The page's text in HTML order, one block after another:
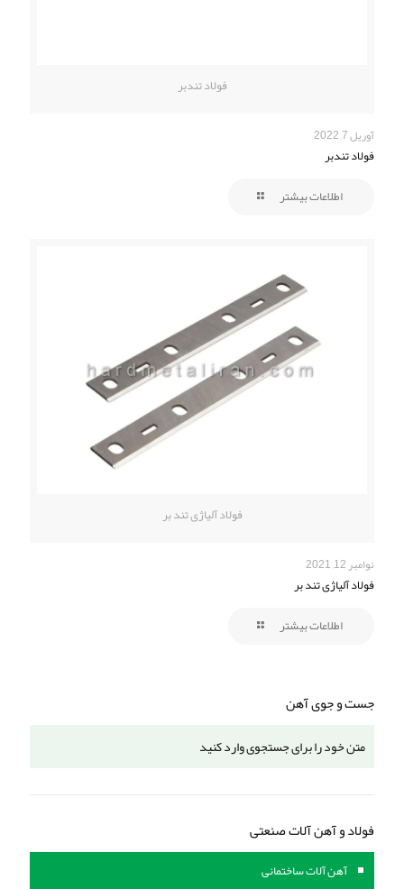
فولاد تندبر
آوریل 7, 2022
فولاد تندبر
اطلاعات بیشتر
فولاد آلیاژی تند بر
نوامبر 12, 2021
فولاد آلیاژی تند بر
اطلاعات بیشتر
جست و جوی آهن
فولاد و آهن آلات صنعتی
آهن آلات ساختمانی